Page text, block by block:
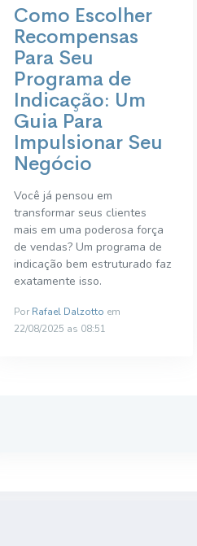
Como Escolher
Recompensas
Para Seu
Programa de
Indicação: Um
Guia Para
Impulsionar Seu
Negócio
Você já pensou em
transformar seus clientes
mais em uma poderosa força
de vendas? Um programa de
indicação bem estruturado faz
exatamente isso.
Por Rafael Dalzotto em
22/08/2025 as 08:51